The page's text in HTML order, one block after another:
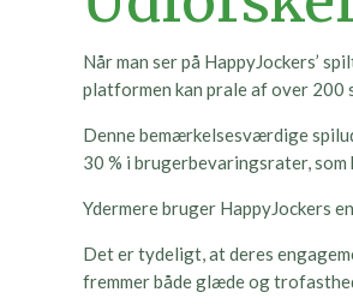
Når man ser på HappyJockers’
platformen kan prale af over 200
Denne bemærkelsesværdige
30 % i brugerbevaringsrater,
Ydermere bruger HappyJockers
Det er tydeligt, at deres
fremmer både glæde og